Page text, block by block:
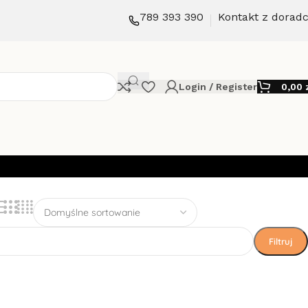
789 393 390 Kontakt z
Login / Register 0,00
Filtruj